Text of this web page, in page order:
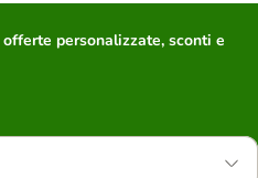
personalizzate, sconti e